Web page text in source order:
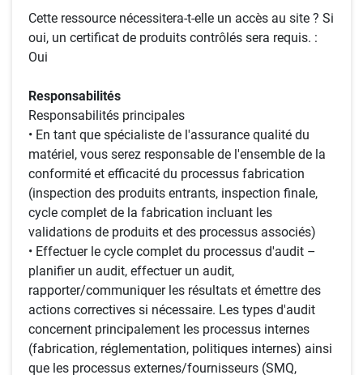
Cette ressource nécessitera-t-elle un accès au site ? Si
oui, un certificat de produits contrôlés sera requis. :
Oui
Responsabilités
Responsabilités principales
• En tant que spécialiste de l'assurance qualité du
matériel, vous serez responsable de l'ensemble de la
conformité et efficacité du processus fabrication
(inspection des produits entrants, inspection finale,
cycle complet de la fabrication incluant les
validations de produits et des processus associés)
• Effectuer le cycle complet du processus d'audit –
planifier un audit, effectuer un audit,
rapporter/communiquer les résultats et émettre des
actions correctives si nécessaire. Les types d'audit
concernent principalement les processus internes
(fabrication, réglementation, politiques internes) ainsi
que les processus externes/fournisseurs (SMQ,